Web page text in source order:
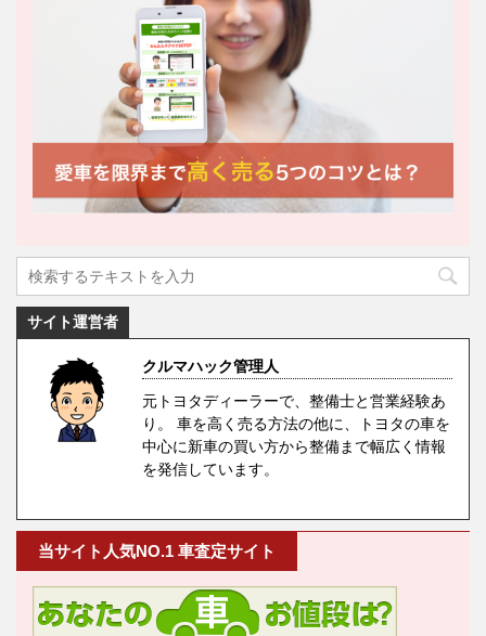
サイト運営者
クルマハック管理人
元トヨタディーラーで、整備士と営業経験あ
り。 車を高く売る方法の他に、トヨタの車を
中心に新車の買い方から整備まで幅広く情報
を発信しています。
当サイト人気NO.1 車査定サイト